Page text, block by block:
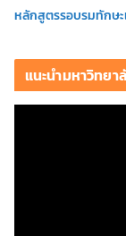
หลักสูตรรอบรมทักษะ
แนะนำมหาวิทย